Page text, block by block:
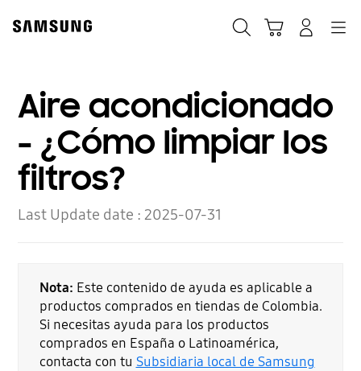
content
Aire acondicionado
- ¿Cómo limpiar los
filtros?
Last Update date :2025-07-31
Nota: Este contenido de ayuda es aplicable a
productos comprados en tiendas de Colombia.
Si necesitas ayuda para los productos
comprados en España o Latinoamérica,
contacta con tu Subsidiaria local de Samsung